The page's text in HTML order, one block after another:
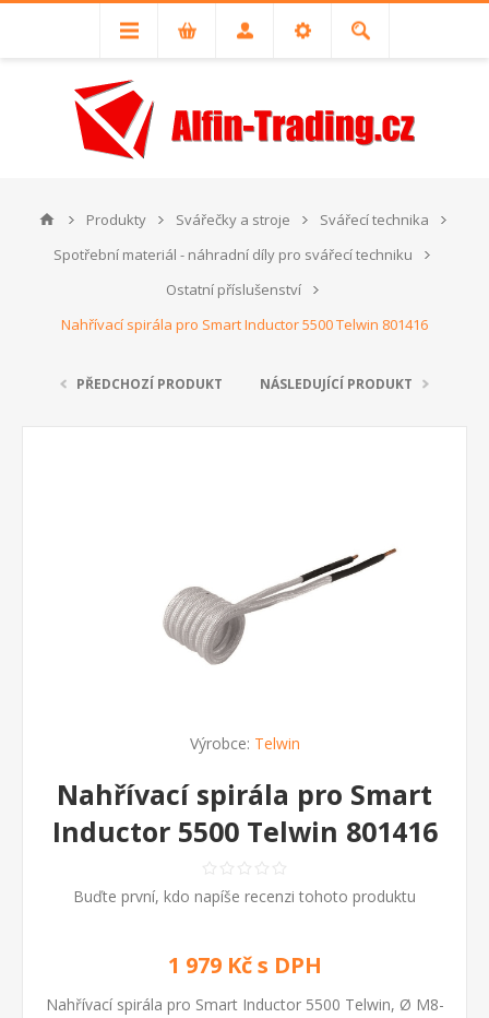
Produkty Svářečky a stroje
Svářecí technika
Spotřební materiál - náhradní díly pro svářecí techniku
Ostatní příslušenství
Nahřívací spirála pro Smart Inductor 5500 Telwin 801416
PŘEDCHOZÍ PRODUKT NÁSLEDUJÍCÍ PRODUKT
Výrobce: Telwin
Nahřívací spirála pro Smart
Inductor 5500 Telwin 801416
Buďte první, kdo napíše recenzi tohoto produktu
1 979 Kč s DPH
Nahřívací spirála pro Smart Inductor 5500 Telwin, Ø M8-